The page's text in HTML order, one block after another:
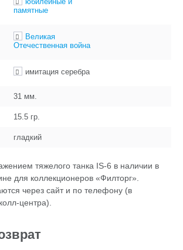
памятные
Великая
Отечественная война
имитация серебра
31 мм.
15.5 гр.
гладкий
тяжелого танка IS-6 в наличии в
для коллекционеров «Филторг».
через сайт и по телефону (в
центра).